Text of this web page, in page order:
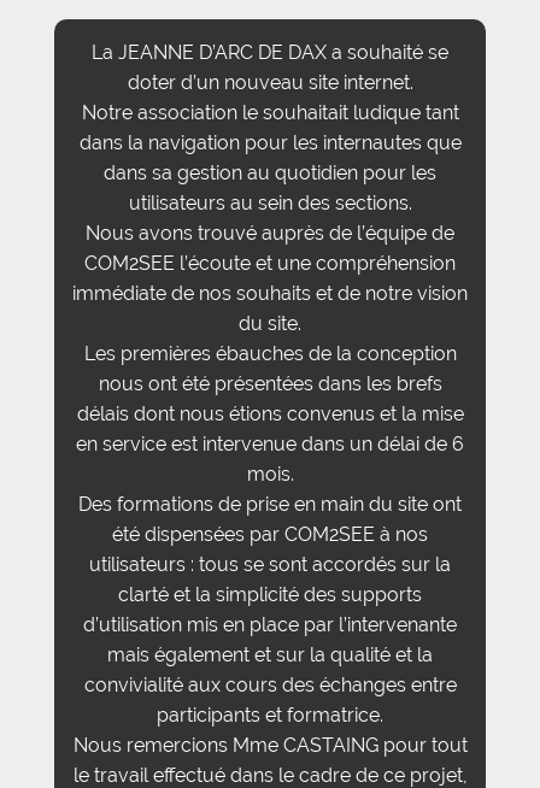
La JEANNE D’ARC DE DAX a souhaité se
doter d’un nouveau site internet.
Notre association le souhaitait ludique tant
dans la navigation pour les internautes que
dans sa gestion au quotidien pour les
utilisateurs au sein des sections.
Nous avons trouvé auprès de l’équipe de
COM2SEE l’écoute et une compréhension
immédiate de nos souhaits et de notre vision
du site.
Les premières ébauches de la conception
nous ont été présentées dans les brefs
délais dont nous étions convenus et la mise
en service est intervenue dans un délai de 6
mois.
Des formations de prise en main du site ont
été dispensées par COM2SEE à nos
utilisateurs : tous se sont accordés sur la
clarté et la simplicité des supports
d’utilisation mis en place par l’intervenante
mais également et sur la qualité et la
convivialité aux cours des échanges entre
participants et formatrice.
Nous remercions Mme CASTAING pour tout
le travail effectué dans le cadre de ce projet,